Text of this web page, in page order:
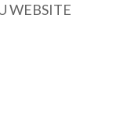
WEBSITE